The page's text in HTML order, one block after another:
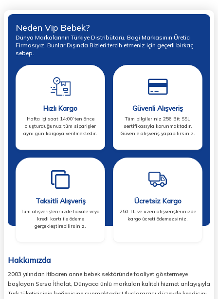
Neden Vip Bebek?
Dünya Markalarının Türkiye Distribütörü, Bagi Markasının Üretici
Firmasıyız. Bunlar Dışında Bizleri tercih etmeniz için geçerli birkaç
sebep.
Hızlı Kargo
Hafta içi saat 14:00’ten önce
oluşturduğunuz tüm siparişler
aynı gün kargoya verilmektedir.
Güvenli Alışveriş
Tüm bilgileriniz 256 Bit SSL
sertifikasıyla korunmaktadır.
Güvenle alışveriş yapabilirsiniz.
Taksitli Alışveriş
Tüm alışverişlerinizde havale veya
kredi kartı ile ödeme
gerçekleştirebilirsiniz.
Ücretsiz Kargo
250 TL ve üzeri alışverişlerinizde
kargo ücreti ödemezsiniz.
Hakkımızda
2003 yılından itibaren anne bebek sektöründe faaliyet göstermeye
başlayan Sersa İthalat, Dünyaca ünlü markaları kaliteli hizmet anlayışıyla
Türk tüketicisinin beğenisine sunmaktadır.Uluslararası düzeyde kendisini